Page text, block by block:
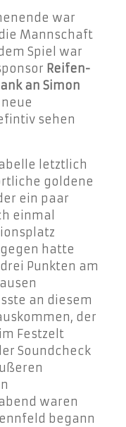
war
Mannschaft
Spiel war
Reifen-
an Simon
sehen
letztlich
goldene
ein paar
einmal
hatte
Punkten am
an diesem
der
Festzelt
Soundcheck
waren
begann